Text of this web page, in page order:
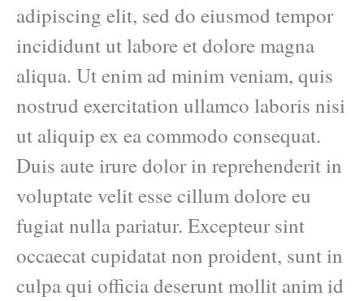
adipiscing elit, sed do eiusmod tempor
incididunt ut labore et dolore magna
aliqua. Ut enim ad minim veniam, quis
nostrud exercitation ullamco laboris nisi
ut aliquip ex ea commodo consequat.
Duis aute irure dolor in reprehenderit in
voluptate velit esse cillum dolore eu
fugiat nulla pariatur. Excepteur sint
occaecat cupidatat non proident, sunt in
culpa qui officia deserunt mollit anim id